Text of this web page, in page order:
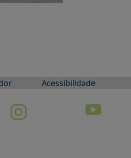
Acessibilidade